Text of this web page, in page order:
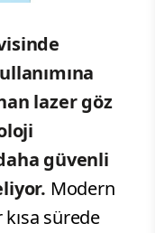
lazer göz
güvenli
Modern
sürede